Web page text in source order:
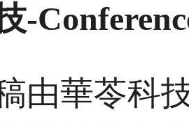
-
由華苓科